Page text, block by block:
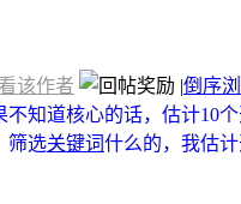
该作者 |倒序
知道核心的话，估计10
筛选关键词什么的，我估